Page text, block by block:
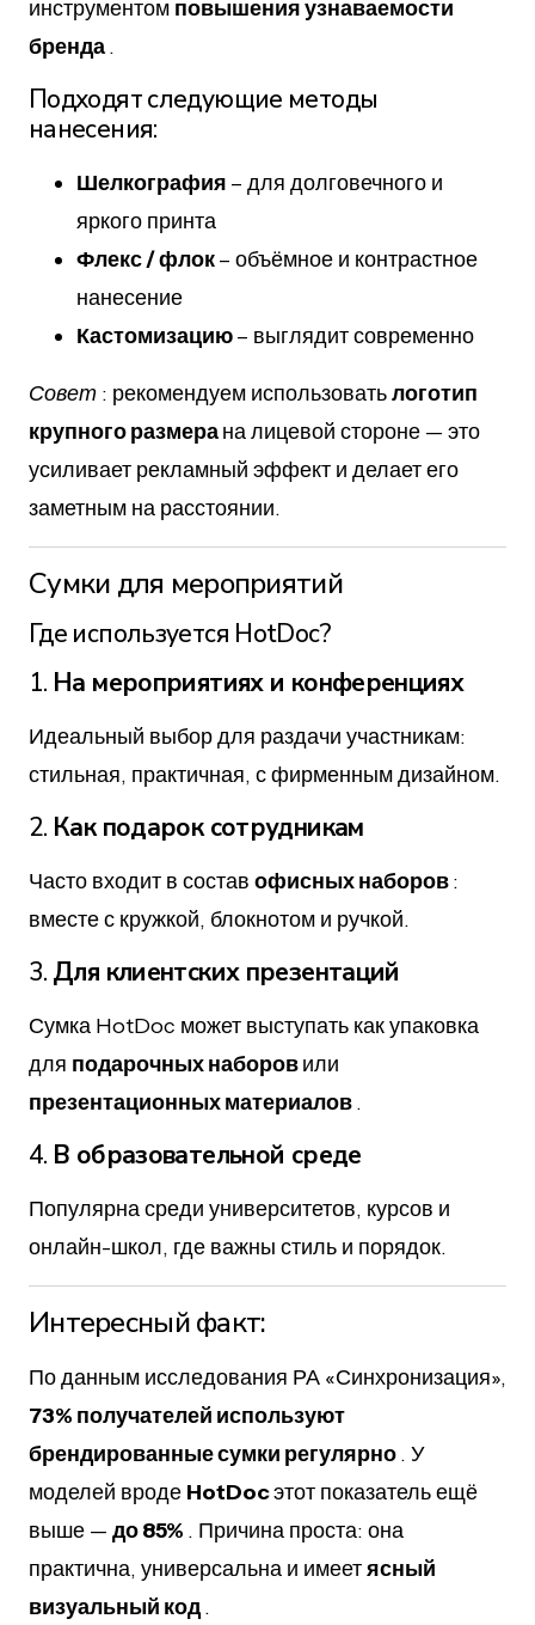
инструментом повышения узнаваемости
бренда.
Подходят следующие методы
нанесения:
Шелкография – для долговечного и
яркого принта
Флекс / флок– объёмное и контрастное
нанесение
Кастомизацию– выглядит современно
Совет : рекомендуем использоватьлоготип
крупного размерана лицевой стороне — это
усиливает рекламный эффект и делает его
заметным на расстоянии.
Сумки для мероприятий
Где используется HotDoc?
1. На мероприятиях и конференциях
Идеальный выбор для раздачи участникам:
стильная, практичная, с фирменным дизайном.
2. Как подарок сотрудникам
Часто входит в состав офисных наборов:
вместе с кружкой, блокнотом и ручкой.
3. Для клиентских презентаций
Сумка HotDoc может выступать как упаковка
для подарочных наборовили
презентационных материалов.
4. В образовательной среде
Популярна среди университетов, курсов и
онлайн-школ, где важны стиль и порядок.
Интересный факт:
По данным исследования РА «Синхронизация»,
73% получателей используют
брендированные сумки регулярно. У
моделей вроде HotDocэтот показатель ещё
выше — до 85% . Причина проста: она
практична, универсальна и имеетясный
визуальный код.